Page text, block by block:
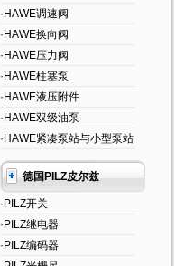
·HAWE调速阀
·HAWE换向阀
·HAWE压力阀
·HAWE柱塞泵
·HAWE液压附件
·HAWE双级油泵
·HAWE紧凑泵站与小型泵站
德国PILZ皮尔兹
·PILZ开关
·PILZ继电器
·PILZ编码器